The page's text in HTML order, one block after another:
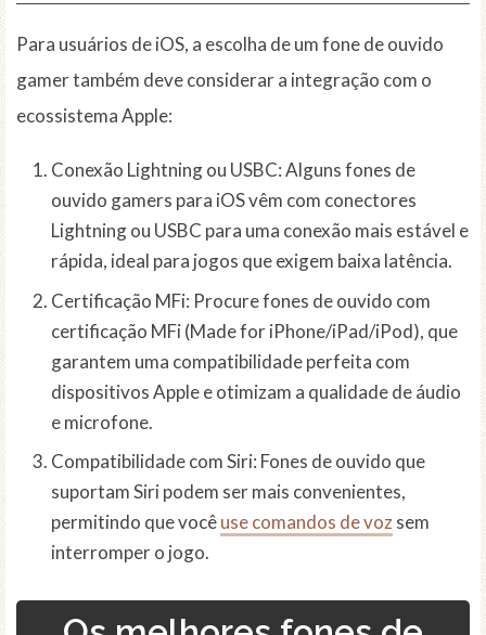
Para usuários de iOS, a escolha de um fone de ouvido
gamer também deve considerar a integração com o
ecossistema Apple:
Conexão Lightning ou USBC: Alguns fones de
ouvido gamers para iOS vêm com conectores
Lightning ou USBC para uma conexão mais estável e
rápida, ideal para jogos que exigem baixa latência.
Certificação MFi: Procure fones de ouvido com
certificação MFi (Made for iPhone/iPad/iPod), que
garantem uma compatibilidade perfeita com
dispositivos Apple e otimizam a qualidade de áudio
e microfone.
Compatibilidade com Siri: Fones de ouvido que
suportam Siri podem ser mais convenientes,
permitindo que vocêuse comandos de vozsem
interromper o jogo.